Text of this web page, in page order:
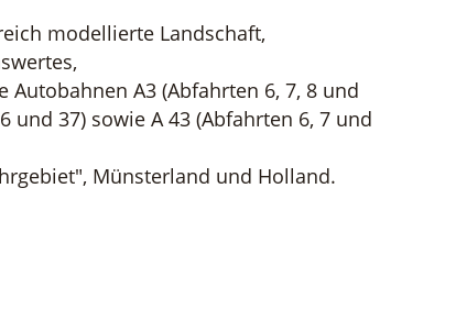
modellierte Landschaft,
Autobahnen A3 (Abfahrten 6, 7, 8 und
und 37) sowie A 43 (Abfahrten 6, 7 und
Münsterland und Holland.